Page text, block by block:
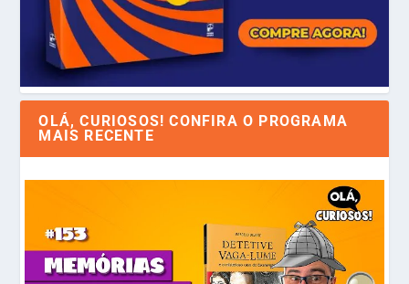
OLÁ, CURIOSOS! CONFIRA O PROGRAMA
MAIS RECENTE